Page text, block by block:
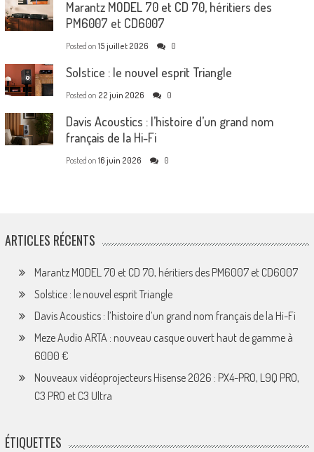
Marantz MODEL 70 et CD 70, héritiers des
PM6007 et CD6007
Posted on 15 juillet 2026 0
Solstice : le nouvel esprit Triangle
Posted on 22 juin 2026 0
Davis Acoustics : l’histoire d’un grand nom
français de la Hi-Fi
Posted on 16 juin 2026 0
ARTICLES RÉCENTS
Marantz MODEL 70 et CD 70, héritiers des PM6007 et CD6007
Solstice : le nouvel esprit Triangle
Davis Acoustics : l’histoire d’un grand nom français de la Hi-Fi
Meze Audio ARTA : nouveau casque ouvert haut de gamme à
6000 €
Nouveaux vidéoprojecteurs Hisense 2026 : PX4-PRO, L9Q PRO,
C3 PRO et C3 Ultra
ÉTIQUETTES